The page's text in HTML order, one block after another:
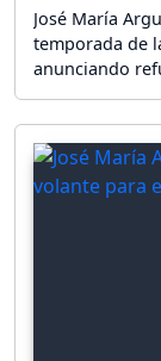
José María
temporada de
anunciando